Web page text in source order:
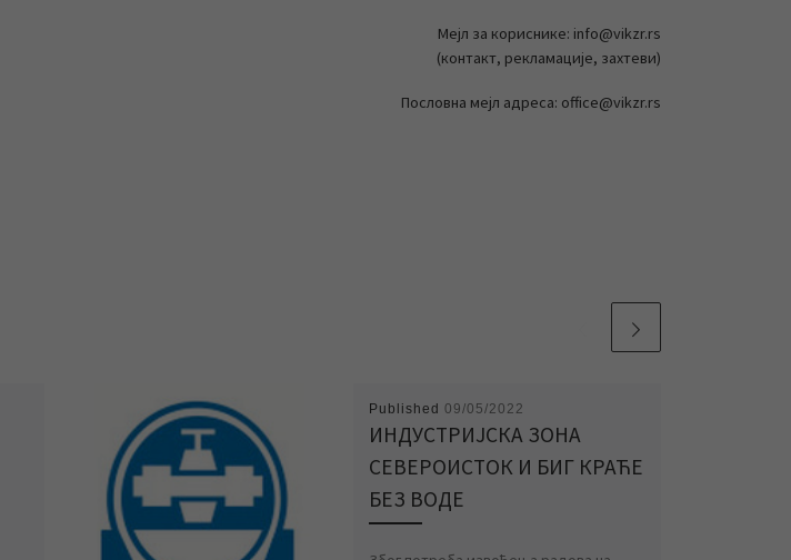
Published 09/05/2022
ИНДУСТРИЈСКА ЗОНА
СЕВЕРОИСТОК И БИГ КРАЋЕ
БЕЗ ВОДЕ
Мејл за кориснике: info@vikzr.rs
(контакт, рекламације, захтеви)
Пословна мејл адреса: office@vikzr.rs